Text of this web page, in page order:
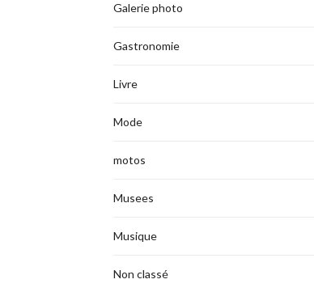
Galerie photo
Gastronomie
Livre
Mode
motos
Musees
Musique
Non classé